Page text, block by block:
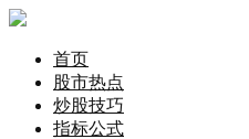
首页
股市热点
炒股技巧
指标公式